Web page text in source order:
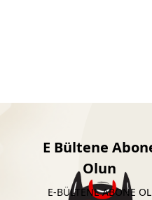
E Bültene
Olun
E-BÜLTENE ABONE OL